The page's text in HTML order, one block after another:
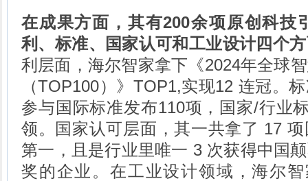
在成果方面，其有200余项原创科技
利、标准、国家认可和工业设计四个
利层面，海尔智家拿下《2024年全球
（TOP100）》TOP1,实现12 连冠。
参与国际标准发布110项，国家/行业
领。国家认可层面，其一共拿了 17
第一，且是行业里唯一 3 次获得中国
奖的企业。在工业设计领域，海尔